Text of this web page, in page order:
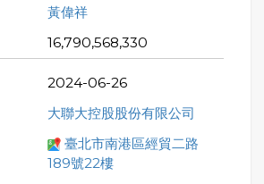
黃偉祥
16,790,568,330
2024-06-26
大聯大控股股份有限公司
臺北市南港區經貿二路
189號22樓